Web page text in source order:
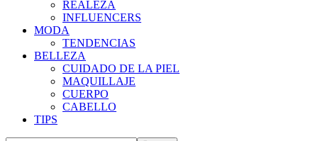
REALEZA
INFLUENCERS
MODA
TENDENCIAS
BELLEZA
CUIDADO DE LA PIEL
MAQUILLAJE
CUERPO
CABELLO
TIPS